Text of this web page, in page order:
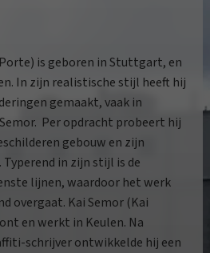
is geboren in Stuttgart, en
In zijn realistische stijl heeft hij
gemaakt, vaak in
Per opdracht probeert hij
gebouw en zijn
in zijn stijl is de
lijnen, waardoor het werk
overgaat. Kai Semor (Kai
en werkt in Keulen. Na
schrijver ontwikkelde hij een